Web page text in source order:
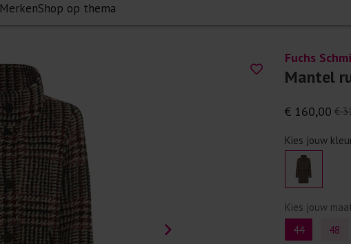
MerkenShop op thema
Fuchs
Mantel
€
€ 160,00
Kies jouw
Kies jouw
44
48